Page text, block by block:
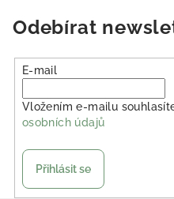
Odebírat
E-mail
Vložením e-mailu
osobních údajů
Přihlásit se